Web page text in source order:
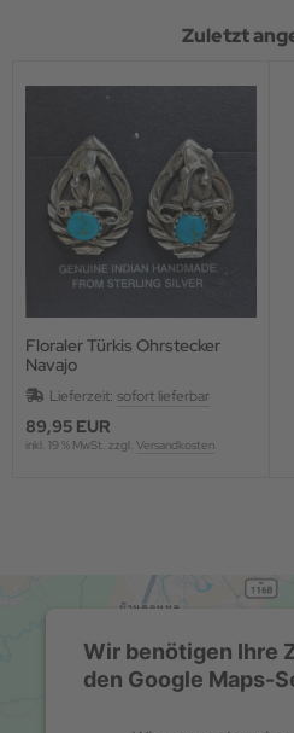
Zuletzt
Floraler Türkis Ohrstecker
Navajo
Lieferzeit: sofort lieferbar
89,95 EUR
inkl. 19 % MwSt. zzgl. Versandkosten
Wir benötigen Ihre
den Google Maps-